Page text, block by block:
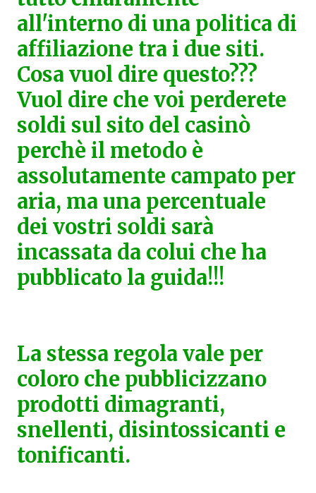
all'interno di una politica di
affiliazione tra i due siti.
Cosa vuol dire questo???
Vuol dire che voi perderete
soldi sul sito del casinò
perchè il metodo è
assolutamente campato per
aria, ma una percentuale
dei vostri soldi sarà
incassata da colui che ha
pubblicato la guida!!!
La stessa regola vale per
coloro che pubblicizzano
prodotti dimagranti,
snellenti, disintossicanti e
tonificanti.